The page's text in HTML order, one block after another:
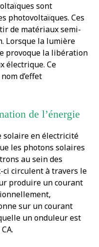
sont
photovoltaïques. Ces
de matériaux semi-
Lorsque la lumière
provoque la libération
électrique. Ce
d’effet
de l’énergie
solaire en électricité
les photons solaires
au sein des
ci circulent à travers le
produire un courant
sur un courant
un onduleur est